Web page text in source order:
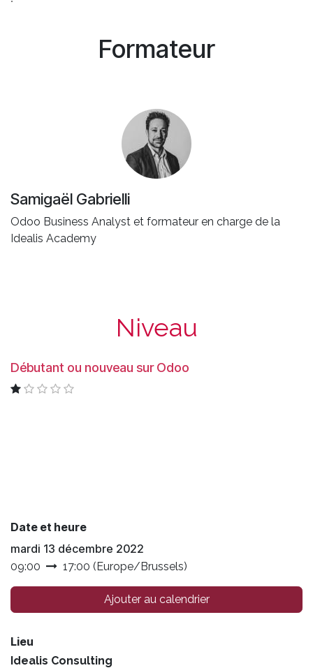
Formateur
Samigaël Gabrielli
Odoo Business Analyst et formateur en charge de la
Idealis Academy
Niveau
Débutant ou nouveau sur Odoo
Date et heure
mardi 13 décembre 2022
09:00 17:00 (Europe/Brussels)
Ajouter au calendrier
Lieu
Idealis Consulting